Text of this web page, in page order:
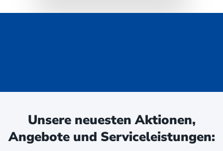
Unsere neuesten Aktionen,
Angebote und Serviceleistungen: